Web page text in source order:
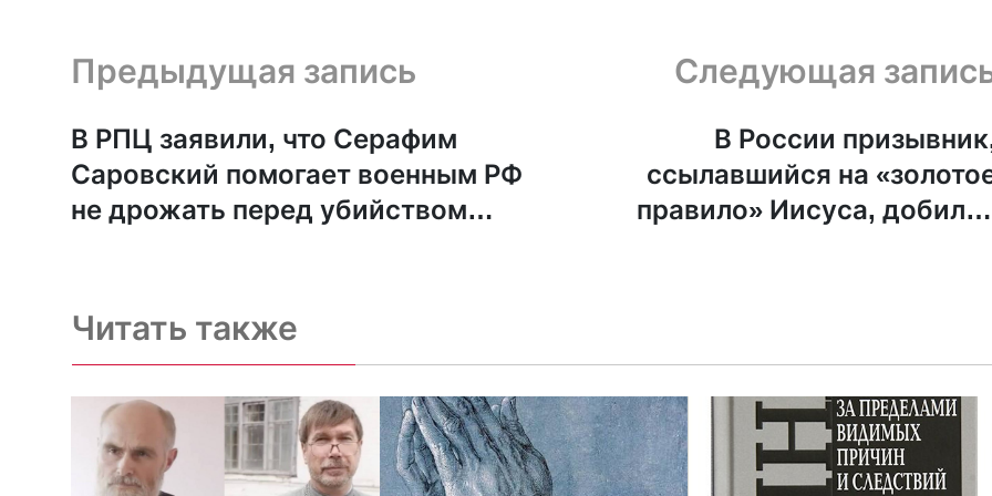
Предыдущая запись и следующая запись
Предыдущая запись
В РПЦ заявили, что Серафим
Саровский помогает военным РФ
не дрожать перед убийством
Следующая
В России
ссылавшийся на
правило» Иисуса, добился
Читать также